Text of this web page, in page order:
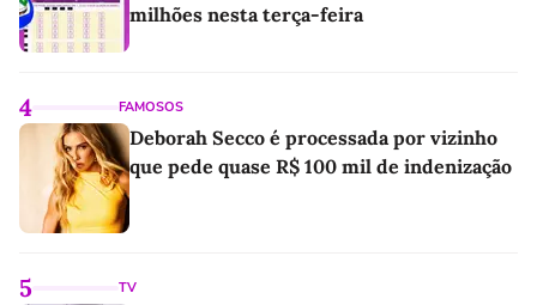
milhões nesta terça-feira
4 FAMOSOS
Deborah Secco é processada por vizinho
que pede quase R$ 100 mil de indenização
5 TV